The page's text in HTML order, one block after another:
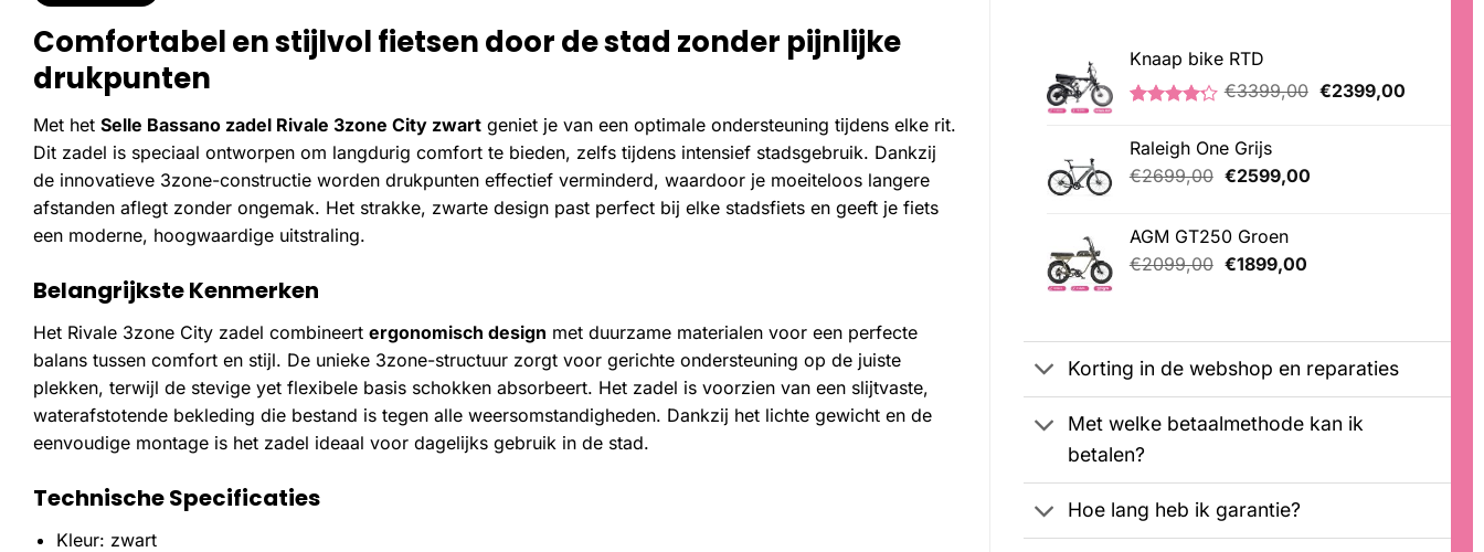
Comfortabel en stijlvol fietsen door de stad zonder pijnlijke
drukpunten
Met het Selle Bassano zadel Rivale 3zone City zwart geniet je van een optimale ondersteuning tijdens elke rit.
Dit zadel is speciaal ontworpen om langdurig comfort te bieden, zelfs tijdens intensief stadsgebruik. Dankzij
de innovatieve 3zone-constructie worden drukpunten effectief verminderd, waardoor je moeiteloos langere
afstanden aflegt zonder ongemak. Het strakke, zwarte design past perfect bij elke stadsfiets en geeft je fiets
een moderne, hoogwaardige uitstraling.
Belangrijkste Kenmerken
Het Rivale 3zone City zadel combineert ergonomisch design met duurzame materialen voor een perfecte
balans tussen comfort en stijl. De unieke 3zone-structuur zorgt voor gerichte ondersteuning op de juiste
plekken, terwijl de stevige yet flexibele basis schokken absorbeert. Het zadel is voorzien van een slijtvaste,
waterafstotende bekleding die bestand is tegen alle weersomstandigheden. Dankzij het lichte gewicht en de
eenvoudige montage is het zadel ideaal voor dagelijks gebruik in de stad.
Technische Specificaties
Kleur: zwart
Knaap bike RTD
gebaseerd
op
klantbeoordelingen
€3399,00 Oorspronkelijke
€2399,00Huidige
Raleigh One Grijs
€2699,00 Oorspronkelijke
€2699,00.
€2599,00Huidige
AGM GT250 Groen
€2099,00 Oorspronkelijke
€1899,00Huidige
Korting in de webshop en reparaties
Met welke betaalmethode kan ik
betalen?
Hoe lang heb ik garantie?